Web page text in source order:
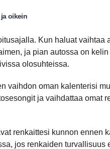
ja oikein
Kun haluat vaihtaa
ja pian autossa on
olosuhteissa.
vaihdon oman kalenterisi
ja vaihdattaa omat
renkaittesi kunnon ennen
jos renkaiden